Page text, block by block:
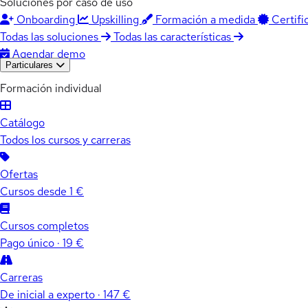
Onboarding
Upskilling Formación a medida
Todas las soluciones
Todas las características
Agendar demo
Particulares
Formación individual
Catálogo
Todos los cursos y carreras
Ofertas
Cursos desde 1 €
Cursos completos
Pago único · 19 €
Carreras
De inicial a experto · 147 €